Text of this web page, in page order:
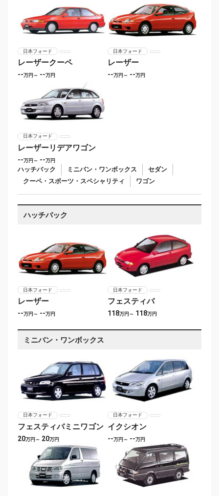
日本フォード
レーザークーペ
--万円～ --万円
日本フォード
レーザー
--万円～ --万円
日本フォード
レーザーリデアワゴン
--万円～ --万円
ハッチバック ミニバン・ワンボックス
セダン
クーペ・スポーツ・スペシャリティ
ワゴン
ハッチバック
日本フォード
レーザー
--万円～ --万円
日本フォード
フェスティバ
118万円～ 118万円
ミニバン・ワンボックス
日本フォード
フェスティバミニワゴン
20万円～ 20万円
日本フォード
イクシオン
--万円～ --万円